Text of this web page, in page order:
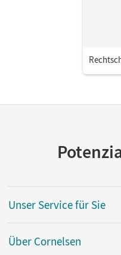
Unser Service für Sie
Über Cornelsen